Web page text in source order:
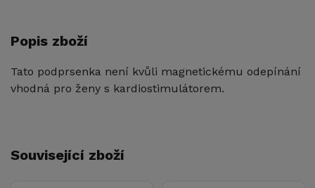
Popis zboží
Tato podprsenka není kvůli magnetickému odepínání
vhodná pro ženy s kardiostimulátorem.
Související zboží